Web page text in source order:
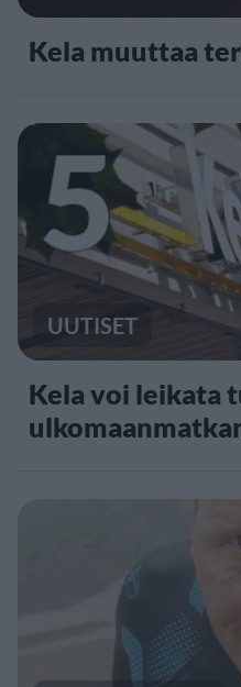
Kela muuttaa
5
UUTISET
Kela voi leikata